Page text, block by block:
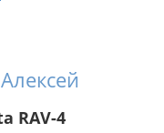
RAV-4